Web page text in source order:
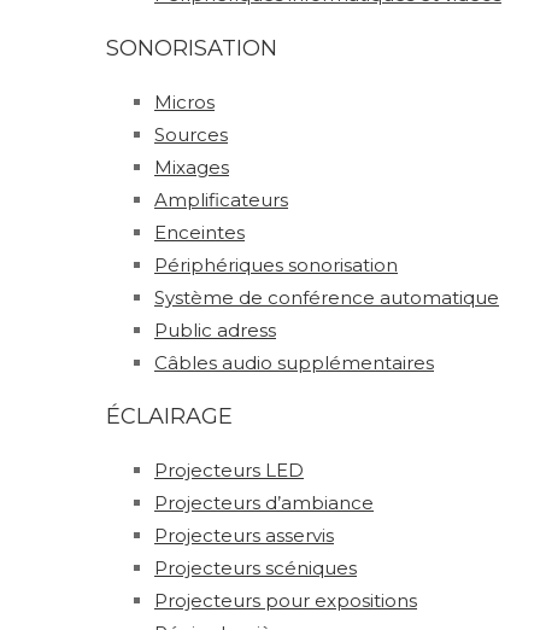
SONORISATION
Micros
Sources
Mixages
Amplificateurs
Enceintes
Périphériques sonorisation
Système de conférence automatique
Public adress
Câbles audio supplémentaires
ÉCLAIRAGE
Projecteurs LED
Projecteurs d’ambiance
Projecteurs asservis
Projecteurs scéniques
Projecteurs pour expositions